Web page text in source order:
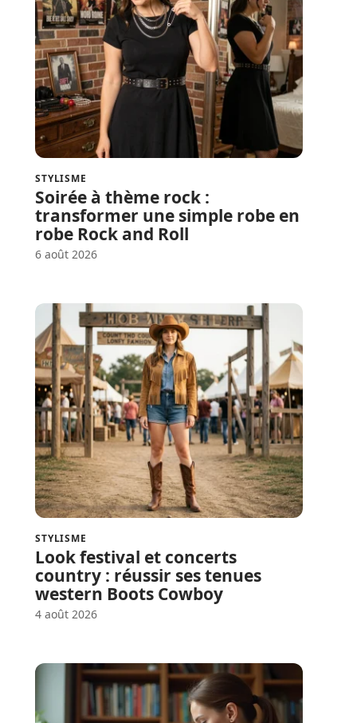
STYLISME
Soirée à thème rock :
transformer une simple robe en
robe Rock and Roll
6 août 2026
STYLISME
Look festival et concerts
country : réussir ses tenues
western Boots Cowboy
4 août 2026